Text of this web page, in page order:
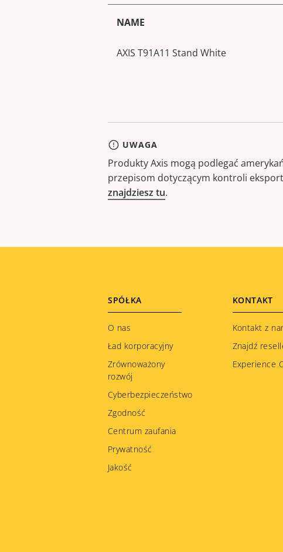
NAME
AXIS T91A11 Stand White
UWAGA
Produkty Axis mogą podlegać
przepisom dotyczącym kontroli
znajdziesz tu.
Footer
menu
SPÓŁKA
O nas
Ład korporacyjny
Zrównoważony
rozwój
Cyberbezpieczeństwo
Zgodność
Centrum zaufania
Prywatność
Jakość
KONTAKT
Kontakt z
Znajdź
Experience